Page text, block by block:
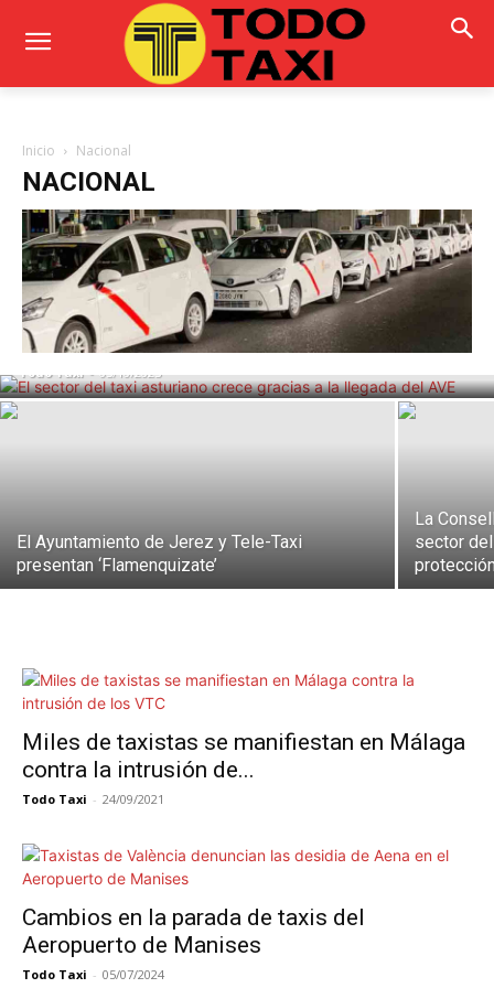
Inicio Nacional
NACIONAL
El sector del taxi asturiano crece
gracias a la llegada del AVE
Todo Taxi - 05/10/2025
El Ayuntamiento de Jerez y Tele-Taxi
presentan ‘Flamenquizate’
La
sector
Miles de taxistas se manifiestan en Málaga
contra la intrusión de...
Todo Taxi - 24/09/2021
Cambios en la parada de taxis del
Aeropuerto de Manises
Todo Taxi - 05/07/2024